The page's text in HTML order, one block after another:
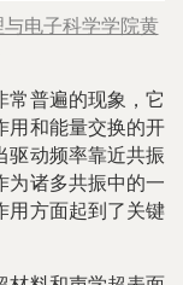
电子科学学院黄
普遍的现象，它
用和能量交换的开
驱动频率靠近共振
为诸多共振中的一
用方面起到了关键